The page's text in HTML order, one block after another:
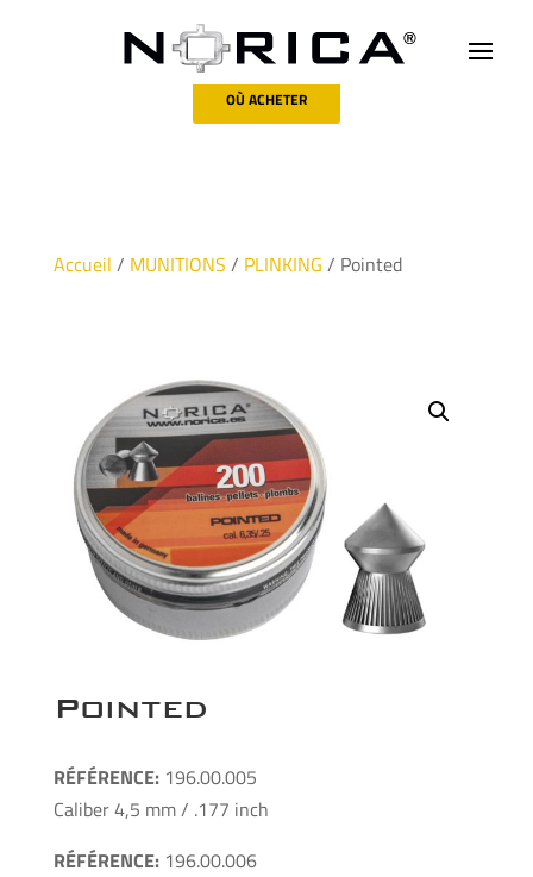
OÙ ACHETER
Accueil / MUNITIONS / PLINKING / Pointed
Pointed
RÉFÉRENCE:196.00.005
Caliber 4,5 mm / .177 inch
RÉFÉRENCE:196.00.006